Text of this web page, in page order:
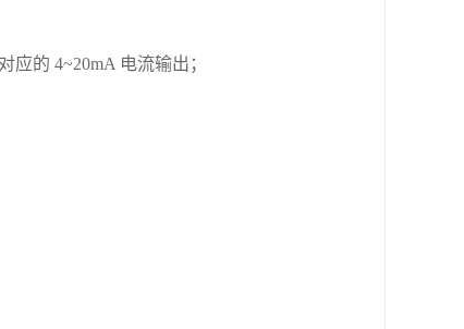
的 4~20mA 电流输出；